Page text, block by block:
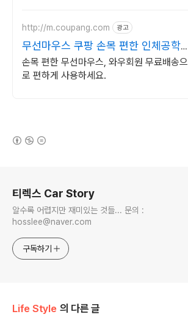
http://m.coupang.com 광고
무선마우스 쿠팡 손목 편한 인체공학
디자인
손목 편한 무선마우스, 와우회원 무료배송으
로 편하게 사용하세요.
티렉스 Car Story
알수록 어렵지만 재미있는 것들... 문의 :
hosslee@naver.com
구독하기
Life Style 의 다른 글